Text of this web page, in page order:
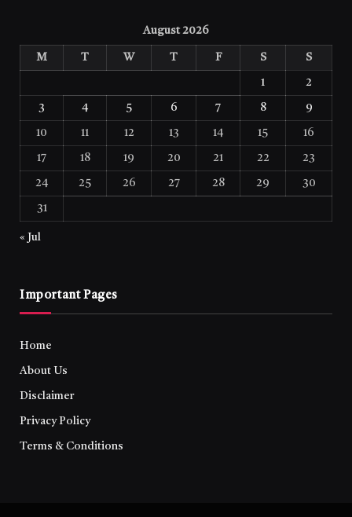
August 2026
M T W T F S S
1 2
3 4 5 6 7 8 9
10 11 12 13 14 15 16
17 18 19 20 21 22 23
24 25 26 27 28 29 30
31
« Jul
Important Pages
Home
About Us
Disclaimer
Privacy Policy
Terms & Conditions